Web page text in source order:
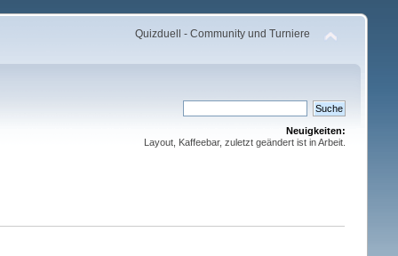
Quizduell - Community und Turniere
Neuigkeiten:
Layout, Kaffeebar, zuletzt geändert ist in Arbeit.